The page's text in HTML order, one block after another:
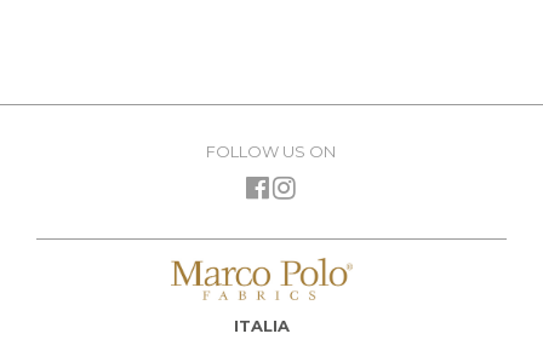
FOLLOW US ON
ITALIA